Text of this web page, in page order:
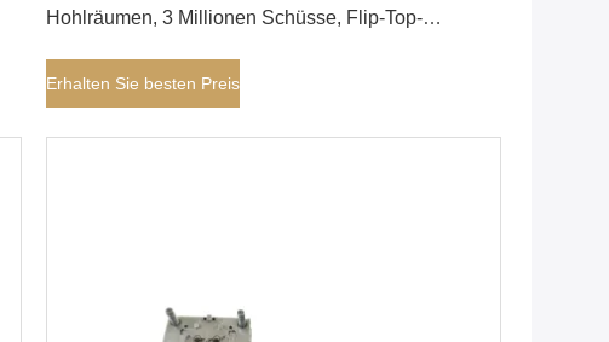
Hohlräumen, 3 Millionen Schüsse, Flip-Top-
Erhalten Sie besten Preis